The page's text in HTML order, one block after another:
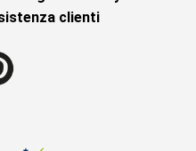
clienti